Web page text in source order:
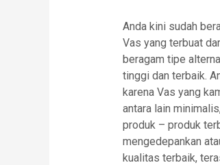
Anda kini sudah
Vas yang terbuat
beragam tipe
tinggi dan terbaik.
karena Vas yang
antara lain
produk – produk
mengedepankan
kualitas terbaik,